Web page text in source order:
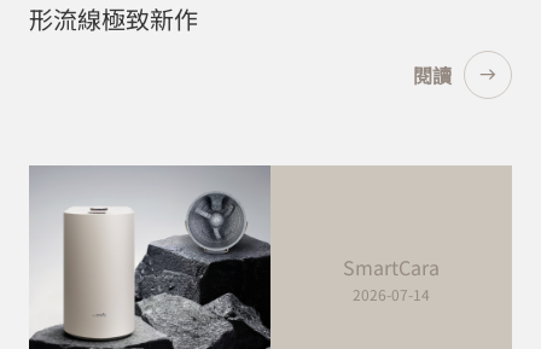
形流線極致新作
閱讀
SmartCara
2026-07-14